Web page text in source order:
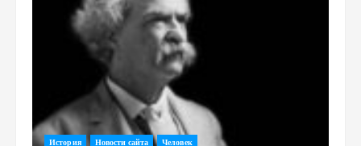
История Новости сайта Человек